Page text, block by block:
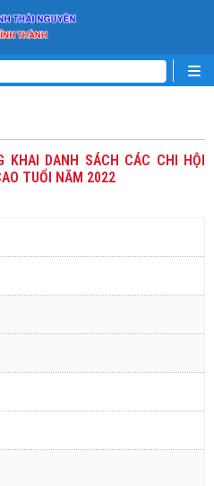
KHAI DANH SÁCH CÁC CHI HỘI
TUỔI NĂM 2022